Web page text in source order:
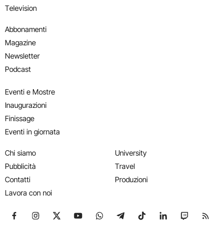
Television
Abbonamenti
Magazine
Newsletter
Podcast
Eventi e Mostre
Inaugurazioni
Finissage
Eventi in giornata
Chi siamo
Pubblicità
Contatti
Lavora con noi
University
Travel
Produzioni
Seguici su Facebook
Seguici su Instagram
Seguici su X
Seguici su YouTube
Seguici su WhatsApp
Seguici su Telegram
Seguici su TikTok
Seguici su
Seguici